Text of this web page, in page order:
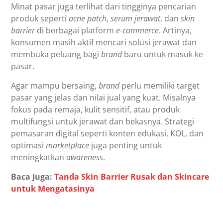
Minat pasar juga terlihat dari tingginya pencarian
produk seperti acne patch,serum jerawat, dan skin
barrierdi berbagai platforme-commerce. Artinya,
konsumen masih aktif mencari solusi jerawat dan
membuka peluang bagibrandbaru untuk masuk ke
pasar.
Agar mampu bersaing, brandperlu memiliki target
pasar yang jelas dan nilai jual yang kuat. Misalnya
fokus pada remaja, kulit sensitif, atau produk
multifungsi untuk jerawat dan bekasnya. Strategi
pemasaran digital seperti konten edukasi, KOL, dan
optimasimarketplace juga penting untuk
meningkatkanawareness.
Baca Juga:Tanda Skin Barrier Rusak dan Skincare
untuk Mengatasinya